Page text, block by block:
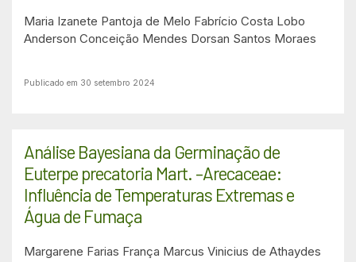
Maria Izanete Pantoja de Melo Fabrício Costa Lobo
Anderson Conceição Mendes Dorsan Santos Moraes
Publicado em 30 setembro 2024
Análise Bayesiana da Germinação de
Euterpe precatoria Mart. –Arecaceae:
Influência de Temperaturas Extremas e
Água de Fumaça
Margarene Farias França Marcus Vinicius de Athaydes